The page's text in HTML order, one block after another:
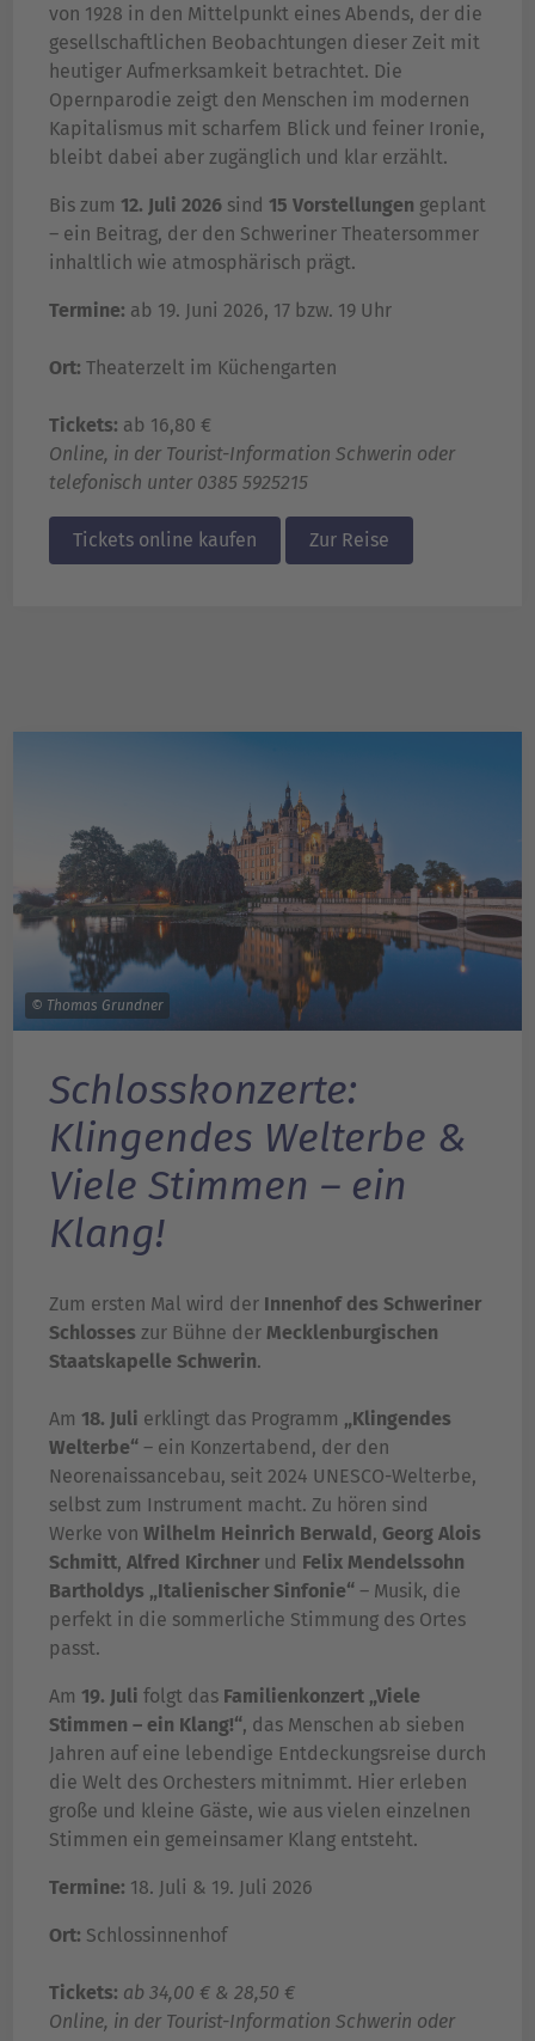
von 1928 in den Mittelpunkt eines Abends, der die
gesellschaftlichen Beobachtungen dieser Zeit mit
heutiger Aufmerksamkeit betrachtet. Die
Opernparodie zeigt den Menschen im modernen
Kapitalismus mit scharfem Blick und feiner Ironie,
bleibt dabei aber zugänglich und klar erzählt.
Bis zum 12. Juli 2026 sind 15 Vorstellungen geplant
– ein Beitrag, der den Schweriner Theatersommer
inhaltlich wie atmosphärisch prägt.
Termine: ab 19. Juni 2026, 17 bzw. 19 Uhr
Ort: Theaterzelt im Küchengarten
Tickets: ab 16,80 €
Online, in der Tourist-Information Schwerin oder
telefonisch unter 0385 5925215
Tickets online kaufen Zur Reise
© Thomas Grundner
Schlosskonzerte:
Klingendes Welterbe &
Viele Stimmen – ein
Klang!
Zum ersten Mal wird der Innenhof des Schweriner
Schlosses zur Bühne der Mecklenburgischen
Staatskapelle Schwerin.
Am 18. Juli erklingt das Programm „Klingendes
Welterbe“ – ein Konzertabend, der den
Neorenaissancebau, seit 2024 UNESCO-Welterbe,
selbst zum Instrument macht. Zu hören sind
Werke von Wilhelm Heinrich Berwald, Georg Alois
Schmitt, Alfred Kirchner und Felix Mendelssohn
Bartholdys „Italienischer Sinfonie“ – Musik, die
perfekt in die sommerliche Stimmung des Ortes
passt.
Am 19. Juli folgt das Familienkonzert „Viele
Stimmen – ein Klang!“, das Menschen ab sieben
Jahren auf eine lebendige Entdeckungsreise durch
die Welt des Orchesters mitnimmt. Hier erleben
große und kleine Gäste, wie aus vielen einzelnen
Stimmen ein gemeinsamer Klang entsteht.
Termine: 18. Juli & 19. Juli 2026
Ort: Schlossinnenhof
Tickets: ab 34,00 € & 28,50 €
Online, in der Tourist-Information Schwerin oder